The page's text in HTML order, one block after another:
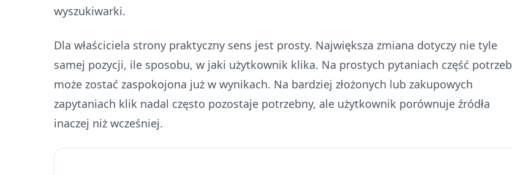
wyszukiwarki.
Dla właściciela strony praktyczny sens jest prosty. Największa zmiana dotyczy nie tyle
samej pozycji, ile sposobu, w jaki użytkownik klika. Na prostych pytaniach część potrzeb
może zostać zaspokojona już w wynikach. Na bardziej złożonych lub zakupowych
zapytaniach klik nadal często pozostaje potrzebny, ale użytkownik porównuje źródła
inaczej niż wcześniej.